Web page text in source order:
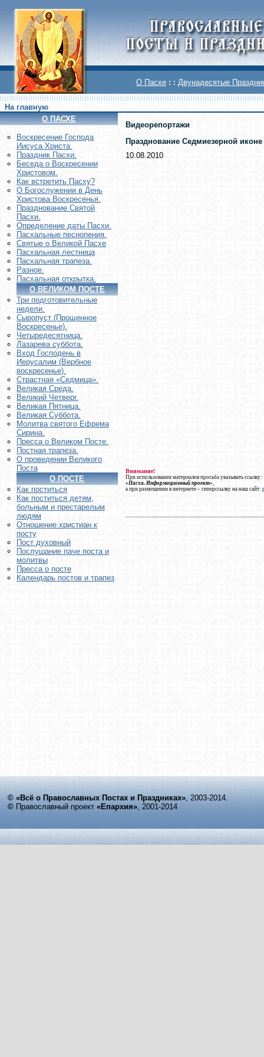
О Пасхе : : Двунадесятые
На главную
О ПАСХЕ
Воскреcение Господа
Иисуса Христа.
Праздник Пасхи.
Беседа о Воскресении
Христовом.
Как встретить Пасху?
О Богослужении в День
Христова Воскресенья.
Празднование Святой
Пасхи.
Определение даты Пасхи.
Пасхальные песнопения.
Святые о Великой Пасхе
Пасхальная лестница
Пасхальная трапеза.
Разное.
Пасхальная открытка.
О ВЕЛИКОМ ПОСТЕ
Три подготовительные
недели.
Сыропуст (Прощенное
Воскресенье).
Четыредесятница.
Лазарева суббота.
Вход Господень в
Иерусалим (Вербное
воскресенье).
Страстная «Седмица».
Великая Среда.
Великий Четверг.
Великая Пятница.
Великая Суббота.
Молитва святого Ефрема
Сирина.
Пресса о Великом Посте.
Постная трапеза.
О проведении Великого
Поста
О ПОСТЕ
Как поститься
Как поститься детям,
больным и престарелым
людям
Отношение христиан к
посту
Пост духовный
Послушание паче поста и
молитвы
Пресса о посте
Календарь постов и трапез
Видеорепортажи
Празднование Седмиезерной
10.08.2010
Внимание!
При использовании материалов просьба указывать ссылку:
«Пасха. Информационный проект»,
а при размещении в интернете – гиперссылку на наш сайт:
© «Всё о Православных Постах и Праздниках», 2003-2014.
© Православный проект «Епархия», 2001-2014